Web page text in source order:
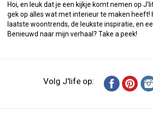
Hoi, en leuk dat je een kijkje komt nemen op
gek op alles wat met interieur te maken heeft!
laatste woontrends, de leukste inspiratie, en
Benieuwd naar mijn verhaal? Take a peek!
Volg J'life op: